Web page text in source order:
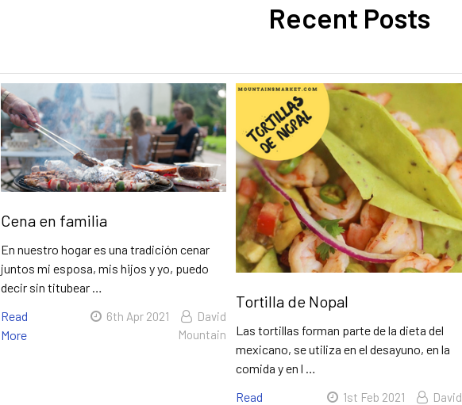
Recent Posts
Cena en familia
En nuestro hogar es una tradición cenar
juntos mi esposa, mis hijos y yo, puedo
decir sin titubear …
Read
More
6th Apr 2021
David
Mountain
Tortilla de Nopal
Las tortillas forman parte de la dieta del
mexicano, se utiliza en el desayuno, en la
comida y en l …
Read
1st Feb 2021
David